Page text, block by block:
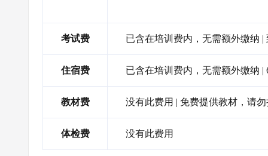
考试费 已含在培训费内，无需额外缴纳 |
住宿费 已含在培训费内，无需额外缴纳 |
教材费 没有此费用 | 免费提供教材，请
体检费 没有此费用